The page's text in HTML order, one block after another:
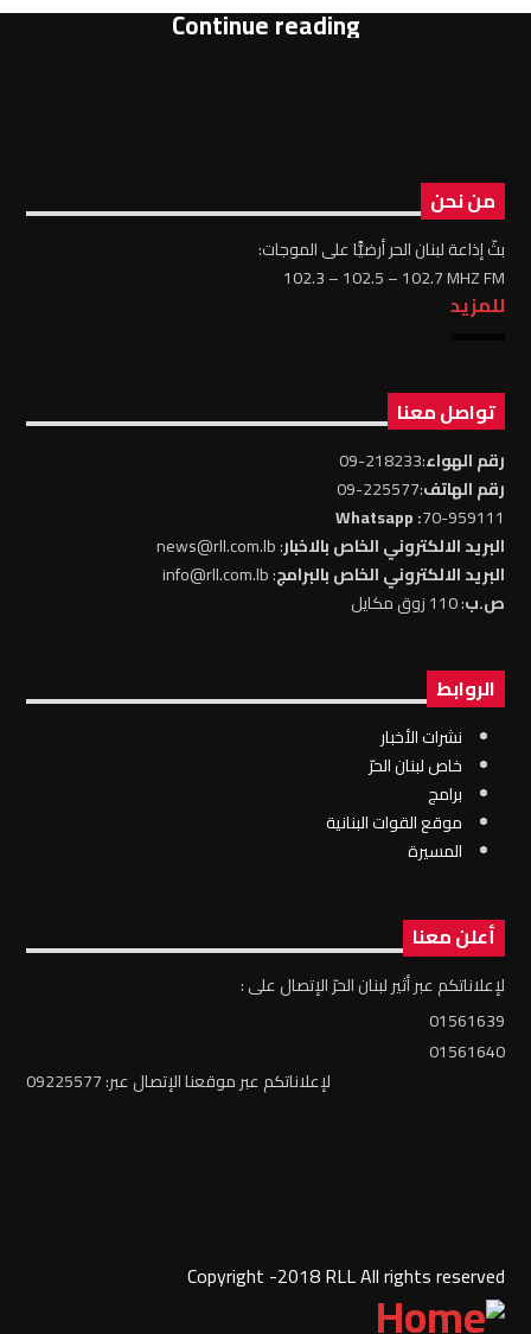
Continue reading
من نحن
بثّ إذاعة لبنان الحر أرضيًّا على الموجات:
102.3 – 102.5 – 102.7 MHZ FM
للمزيد
تواصل معنا
رقم الهواء:218233-09
رقم الهاتف:225577-09
70-959111
: Whatsapp
البريد الالكتروني الخاص بالاخبار: news@rll.com.lb
البريد الالكتروني الخاص بالبرامج: info@rll.com.lb
ص.ب: 110 زوق مكايل
الروابط
نشرات الأخبار
خاص لبنان الحرّ
برامج
موقع القوات البنانية
المسيرة
أعلن معنا
لإعلاناتكم عبر أثير لبنان الحرّ الإتصال على :
01561639
01561640
لإعلاناتكم عبر موقعنا الإتصال عبر: 09225577
Copyright -2018 RLL All rights reserved